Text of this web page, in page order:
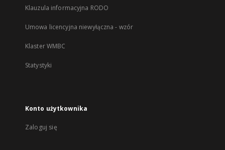
Klauzula informacyjna RODO
Umowa licencyjna niewyłączna - wzór
Klaster WMBC
Statystyki
Konto użytkownika
Zaloguj się